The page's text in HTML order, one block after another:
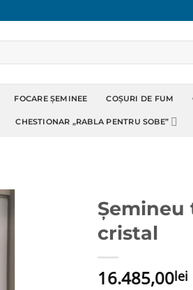
FOCARE ȘEMINEE COȘURI DE FUM
CHESTIONAR „RABLA PENTRU SOBE”
Șemineu
cristal
16.485,00lei